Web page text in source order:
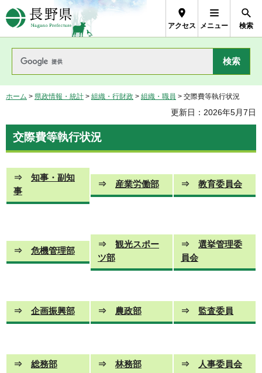
長野県Nagano Prefecture
アクセス メニュー 検索
ホーム > 県政情報・統計 > 組織・行財政 > 組織・職員 > 交際費等執行状況
更新日：2026年5月7日
交際費等執行状況
⇒ 知事・副知
事
⇒ 産業労働部 ⇒ 教育委員会
⇒ 危機管理部
⇒ 観光スポー
ツ部
⇒ 選挙管理委
員会
⇒ 企画振興部 ⇒ 農政部 ⇒ 監査委員
⇒ 総務部 ⇒ 林務部 ⇒ 人事委員会